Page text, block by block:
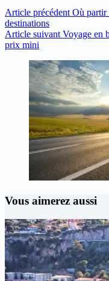
Article précédent Où partir
destinations
Article suivant Voyage en
prix mini
Vous aimerez aussi